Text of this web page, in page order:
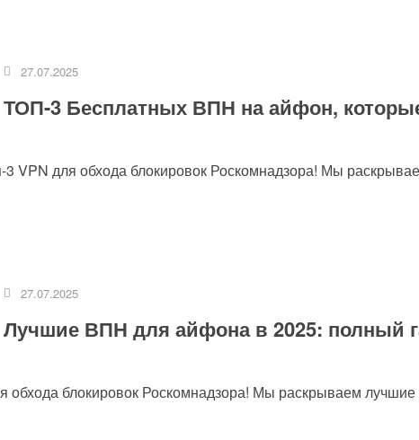
для последующих моих комментариев.
27.07.2025
ТОП-3 Бесплатных ВПН на айфон,
VPN для обхода блокировок Роскомнадзора! Мы
27.07.2025
Лучшие ВПН для айфона в 2025: полный
блокировок Роскомнадзора! Мы раскрываем лучшие